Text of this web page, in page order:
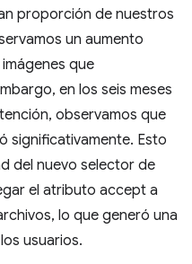
proporción de nuestros
un aumento
que
en los seis meses
observamos que
significativamente. Esto
del nuevo selector de
el atributo accept a
lo que generó una
usuarios.